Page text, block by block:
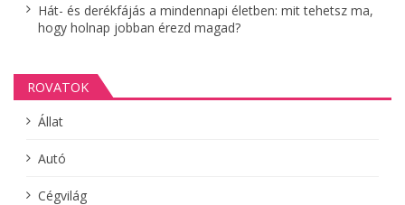
Hát- és derékfájás a mindennapi életben: mit tehetsz ma,
hogy holnap jobban érezd magad?
ROVATOK
Állat
Autó
Cégvilág